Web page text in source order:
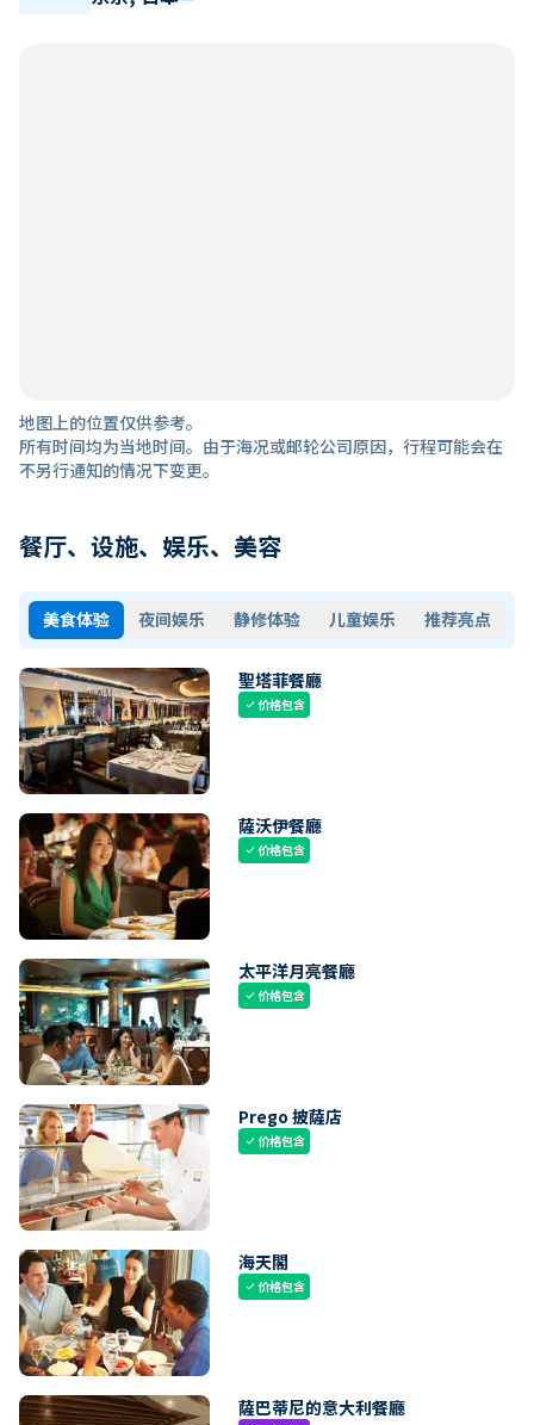
地图上的位置仅供参考。
所有时间均为当地时间。由于海况或邮轮公司原因，行程可能会在
不另行通知的情况下变更。
餐厅、设施、娱乐、美容
美食体验 夜间娱乐 静修体验 儿童娱乐 推荐亮点
聖塔菲餐廳
check价格包含
薩沃伊餐廳
check价格包含
太平洋月亮餐廳
check价格包含
Prego 披薩店
check价格包含
海天閣
check价格包含
薩巴蒂尼的意大利餐廳